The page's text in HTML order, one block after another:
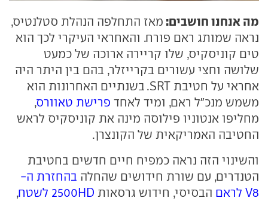
מה אנחנו חושבים: מאז התחלפה הנהלת סטלנטיס,
נראה שמותג ראם פורח. והאחראי העיקרי לכך הוא
טים קוניסקיס, שלו קריירה ארוכה של כמעט
שלושה וחצי עשורים בקרייזלר, בהם בין היתר היה
אחראי על חטיבת SRT. בשנתיים האחרונות הוא
משמש מנכ"ל ראם, ומיד לאחד פרישת טאוורס,
מחליפו אנטוניו פילוסה מינה את קוניסקיס לראש
החטיבה האמריקאית של הקונצרן.
והשינוי הזה נראה כמפיח חיים חדשים בחטיבת
הטנדרים, עם שורת חידושים שהחלה בהחזרת ה-
V8 לראם
הבסיסי, חידוש גרסאות 2500HD לשטח
,